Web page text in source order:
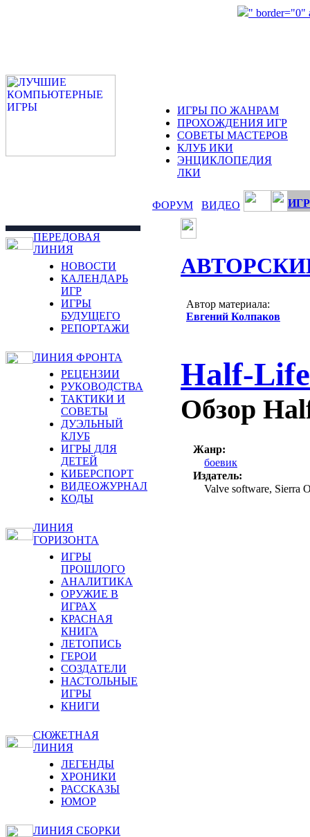
" border="0"
ИГРЫ ПО ЖАНРАМ
ПРОХОЖДЕНИЯ ИГР
СОВЕТЫ МАСТЕРОВ
КЛУБ ИКИ
ЭНЦИКЛОПЕДИЯ
ЛКИ
ФОРУМ ВИДЕО
ПЕРЕДОВАЯ
ЛИНИЯ
НОВОСТИ
КАЛЕНДАРЬ
ИГР
ИГРЫ
БУДУЩЕГО
РЕПОРТАЖИ
ЛИНИЯ ФРОНТА
РЕЦЕНЗИИ
РУКОВОДСТВА
ТАКТИКИ И
СОВЕТЫ
ДУЭЛЬНЫЙ
КЛУБ
ИГРЫ ДЛЯ
ДЕТЕЙ
КИБЕРСПОРТ
ВИДЕОЖУРНАЛ
КОДЫ
ЛИНИЯ
ГОРИЗОНТА
ИГРЫ
ПРОШЛОГО
АНАЛИТИКА
ОРУЖИЕ В
ИГРАХ
КРАСНАЯ
КНИГА
ЛЕТОПИСЬ
ГЕРОИ
СОЗДАТЕЛИ
НАСТОЛЬНЫЕ
ИГРЫ
КНИГИ
СЮЖЕТНАЯ
ЛИНИЯ
ЛЕГЕНДЫ
ХРОНИКИ
РАССКАЗЫ
ЮМОР
ЛИНИЯ СБОРКИ
Автор материала:
Евгений Колпаков
Half-Life
Обзор
Жанр:
боевик
Издатель:
Valve software, Sierra